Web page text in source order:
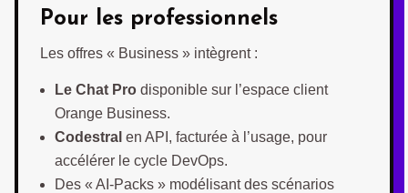
Pour les professionnels
Les offres « Business » intègrent :
Le Chat Pro disponible sur l’espace client
Orange Business.
Codestral en API, facturée à l’usage, pour
accélérer le cycle DevOps.
Des « AI-Packs » modélisant des scénarios